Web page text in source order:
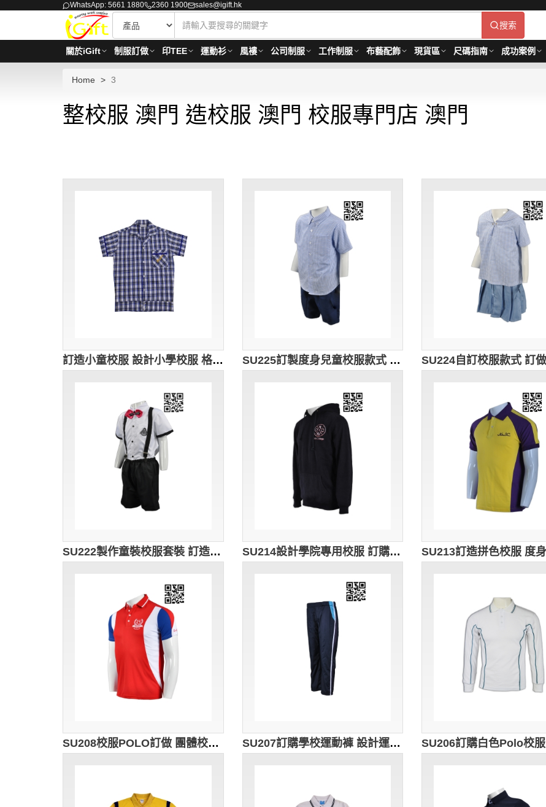
WhatsApp: 5661 1880 2360 1900 sales@igift.hk
搜索
關於iGift 制服訂做 印TEE 運動衫 風褸 公司制服 工作制服 布藝配飾 現貨區 尺碼指南 成功案例
Home 3
整校服 澳門 造校服 澳門 校服專門店 澳門
訂造小童校服 設計小學校服 格仔 澳洲 學校 校服 大量訂造小學校服 校服制服公司 SU227 SU225訂製度身兒童校服款式 自訂兒童男裝校服款式 博才小學 男童夏天恤衫校服 設計校服款式 校服專營
SU222製作童裝校服套裝 訂造度身校服款式 男童夏天吊帶校服 自訂校服款式 校服專門店 SU214設計學院專用校服 訂購學生用校服 澳洲中小學校服 自訂大碼校服 校服專營hk
SU208校服POLO訂做 團體校服POLO恤 度身訂造校服Polo恤 校友會 舊生紀念 校服Polo恤供應商 校服Polo恤專門店HK SU207訂購學校運動褲 設計運動褲款式 跑步運動長褲 訂購團體校服褲 運動校服褲批發HK